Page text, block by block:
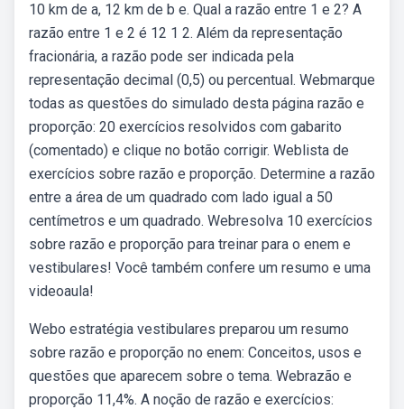
10 km de a, 12 km de b e. Qual a razão entre 1 e 2? A
razão entre 1 e 2 é 12 1 2. Além da representação
fracionária, a razão pode ser indicada pela
representação decimal (0,5) ou percentual. Webmarque
todas as questões do simulado desta página razão e
proporção: 20 exercícios resolvidos com gabarito
(comentado) e clique no botão corrigir. Weblista de
exercícios sobre razão e proporção. Determine a razão
entre a área de um quadrado com lado igual a 50
centímetros e um quadrado. Webresolva 10 exercícios
sobre razão e proporção para treinar para o enem e
vestibulares! Você também confere um resumo e uma
videoaula!
Webo estratégia vestibulares preparou um resumo
sobre razão e proporção no enem: Conceitos, usos e
questões que aparecem sobre o tema. Webrazão e
proporção 11,4%. A noção de razão e exercícios: